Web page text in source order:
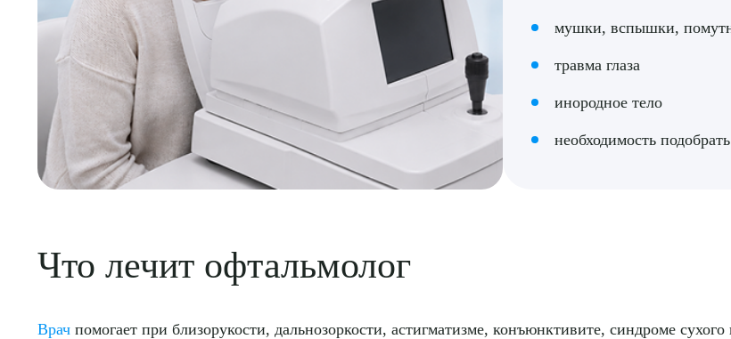
мушки, вспышки,
травма глаза
инородное тело
необходимость
Что лечит офтальмолог
Врач помогает при близорукости, дальнозоркости, астигматизме, конъюнктивите, синдроме сухого